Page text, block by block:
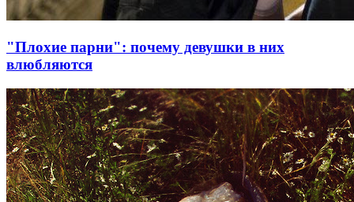
"Плохие парни": почему девушки в них
влюбляются